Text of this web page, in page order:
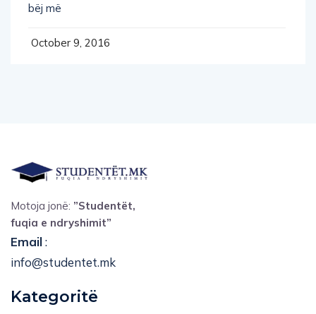
bëj më
October 9, 2016
Motoja jonë: ”Studentët,
fuqia e ndryshimit”
Email:
info@studentet.mk
Kategoritë